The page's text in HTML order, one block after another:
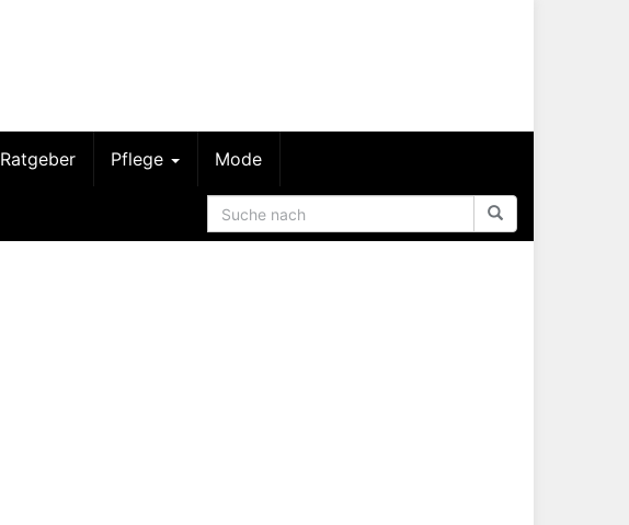
Ratgeber Pflege Mode